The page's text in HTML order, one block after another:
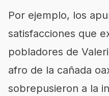
Por ejemplo, los
satisfacciones que
pobladores de
afro de la cañada
sobrepusieron a la